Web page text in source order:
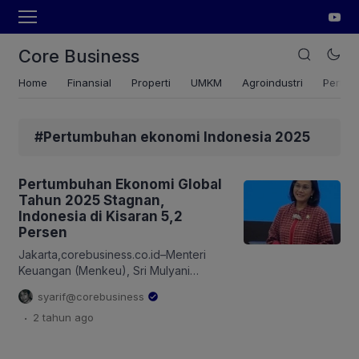
Core Business
Home Finansial Properti UMKM Agroindustri
#Pertumbuhan ekonomi Indonesia 2025
Pertumbuhan Ekonomi Global
Tahun 2025 Stagnan,
Indonesia di Kisaran 5,2
Persen
Jakarta,corebusiness.co.id–Menteri
Keuangan (Menkeu), Sri Mulyani
Indrawati mengatakan, Stabilitas Sistem
Keuangan (SSK) pada triwulan IV-2024
tetap terjaga di tengah divergensi
syarif@corebusiness
. 2 tahun ago